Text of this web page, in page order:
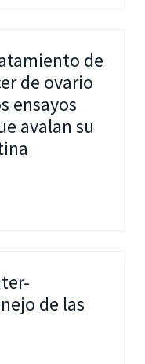
de
de ovario
ensayos
avalan su
de las